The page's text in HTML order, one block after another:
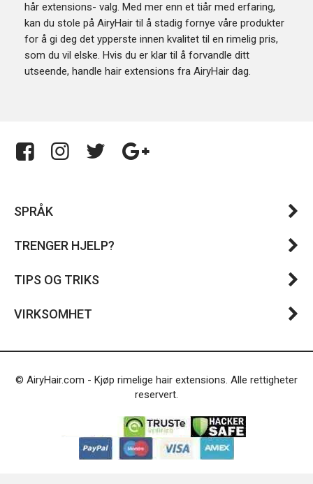
hår extensions- valg. Med mer enn et tiår med erfaring,
kan du stole på AiryHair til å stadig fornye våre produkter
for å gi deg det ypperste innen kvalitet til en rimelig pris,
som du vil elske. Hvis du er klar til å forvandle ditt
utseende, handle hair extensions fra AiryHair dag.
SPRÅK
TRENGER HJELP?
TIPS OG TRIKS
VIRKSOMHET
© AiryHair.com - Kjøp rimelige hair extensions. Alle rettigheter
reservert.